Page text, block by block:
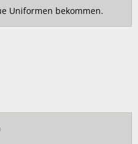
Uniformen bekommen.